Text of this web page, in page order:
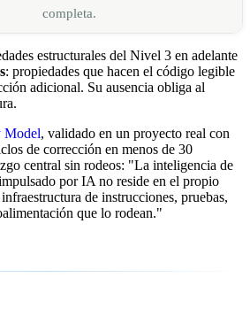
completa.
estructurales del Nivel 3 en adelante
: propiedades que hacen el código legible
adicional. Su ausencia obliga al
Model, validado en un proyecto real con
de corrección en menos de 30
central sin rodeos: "La inteligencia de
por IA no reside en el propio
de instrucciones, pruebas,
que lo rodean."